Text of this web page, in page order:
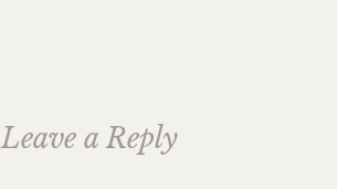
Leave a Reply